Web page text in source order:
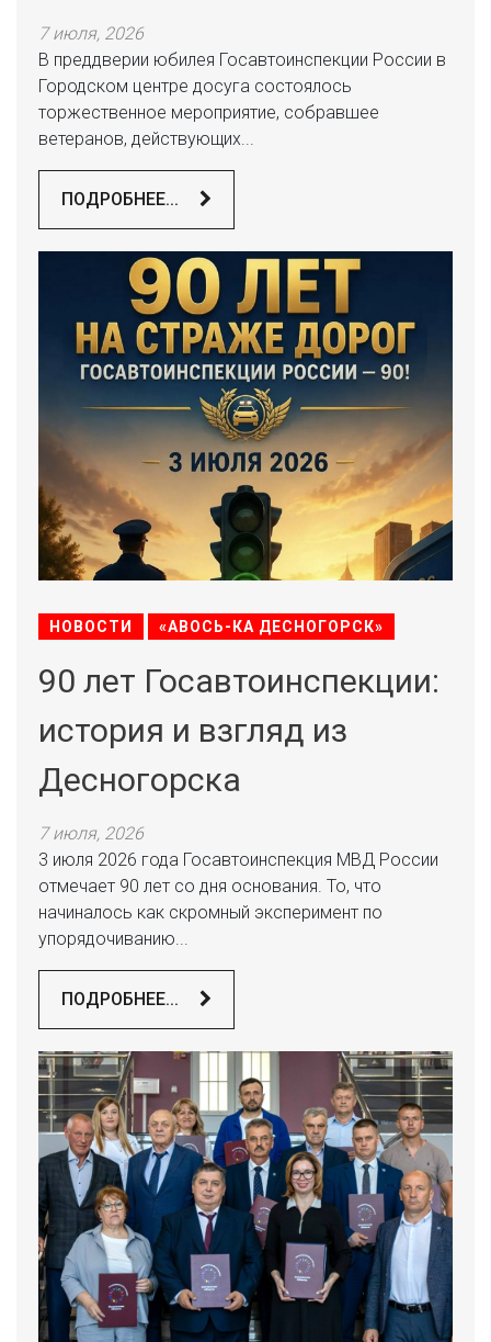
7 июля, 2026
В преддверии юбилея Госавтоинспекции России в
Городском центре досуга состоялось
торжественное мероприятие, собравшее
ветеранов, действующих...
ПОДРОБНЕЕ...
НОВОСТИ «АВОСЬ-КА ДЕСНОГОРСК»
90 лет Госавтоинспекции:
история и взгляд из
Десногорска
7 июля, 2026
3 июля 2026 года Госавтоинспекция МВД России
отмечает 90 лет со дня основания. То, что
начиналось как скромный эксперимент по
упорядочиванию...
ПОДРОБНЕЕ...